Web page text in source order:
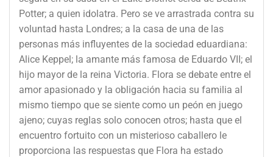
Potter; a quien idolatra. Pero se ve arrastrada contra su
voluntad hasta Londres; a la casa de una de las
personas más influyentes de la sociedad eduardiana:
Alice Keppel; la amante más famosa de Eduardo VII; el
hijo mayor de la reina Victoria. Flora se debate entre el
amor apasionado y la obligación hacia su familia al
mismo tiempo que se siente como un peón en juego
ajeno; cuyas reglas solo conocen otros; hasta que el
encuentro fortuito con un misterioso caballero le
proporciona las respuestas que Flora ha estado